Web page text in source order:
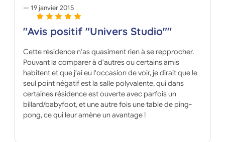
19 janvier 2015
"Avis positif "Univers Studio""
Cette résidence n'as quasiment rien à se repprocher.
Pouvant la comparer à d'autres ou certains amis
habitent et que j'ai eu l'occasion de voir, je dirait que le
seul point négatif est la salle polyvalente, qui dans
certaines résidence est ouverte avec parfois un
billard/babyfoot, et une autre fois une table de ping-
pong, ce qui leur amène un avantage !